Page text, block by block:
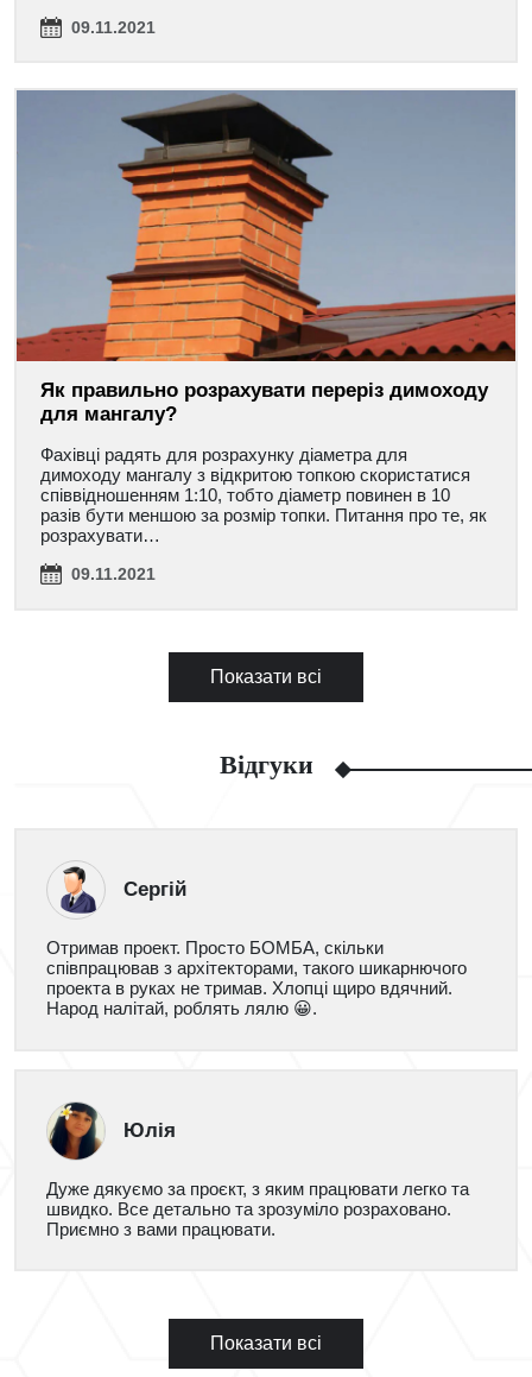
09.11.2021
Як правильно розрахувати переріз димоходу
для мангалу?
Фахівці радять для розрахунку діаметра для
димоходу мангалу з відкритою топкою скористатися
співвідношенням 1:10, тобто діаметр повинен в 10
разів бути меншою за розмір топки. Питання про те, як
розрахувати…
09.11.2021
Показати всі
Відгуки
Сергій
Отримав проект. Просто БОМБА, скільки
співпрацював з архітекторами, такого шикарнючого
проекта в руках не тримав. Хлопці щиро вдячний.
Народ налітай, роблять лялю 😀.
Юлія
Дуже дякуємо за проєкт, з яким працювати легко та
швидко. Все детально та зрозуміло розраховано.
Приємно з вами працювати.
Показати всі